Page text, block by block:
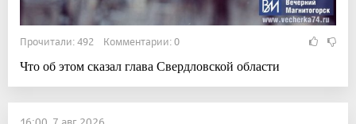
Прочитали: 492 Комментарии: 0
Что об этом сказал глава Свердловской области